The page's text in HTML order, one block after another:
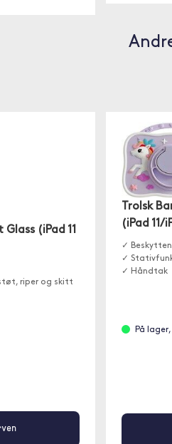
(iPad 11
riper og skitt
Trolsk
(iPad 11/
✓
✓
✓ Håndtak
På